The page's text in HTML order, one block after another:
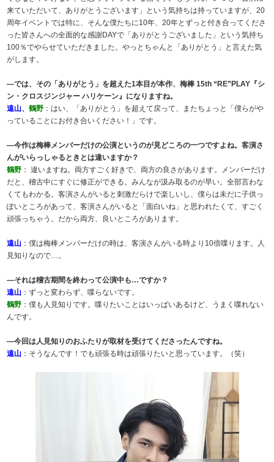
来ていただいて、ありがとうございます」という気持ちは持っていますが、20
周年イベントでは特に、そんな僕たちに10年、20年とずっと付き合ってくださ
った皆さんへの全面的な感謝DAYで「ありがとうございました」という気持ち
100％でやらせていただきました。やっとちゃんと「ありがとう」と言えた気
がします。
―では、その「ありがとう」を超えた1本目が本作、梅棒 15th “RE”PLAY『シ
ン・クロスジンジャー ハリケーン』になりますね。
遠山、鶴野 ：はい、「ありがとう」を超えて戻って、またちょっと「僕らがや
っていることにお付き合いください！」です。
―今作は梅棒メンバーだけの公演というのが見どころの一つですよね。客演さ
んがいらっしゃるときとは違いますか？
鶴野 ： 違いますね。両方すごく好きで、両方の良さがあります。メンバーだけ
だと、稽古中にすぐに修正ができる。みんなが汲み取るのが早い。全部言わな
くてもわかる。客演さんがいると刺激だらけで楽しいし、僕らは未だに子供っ
ぽいところがあって、客演さんがいると「面白いね」と思われたくて、すごく
頑張っちゃう。だから両方、良いところがあります。
遠山 ：僕は梅棒メンバーだけの時は、客演さんがいる時より10倍喋ります。人
見知りなので…。
―それは稽古期間を終わって公演中も…ですか？
遠山 ：ずっと変わらず、喋らないです。
鶴野 ：僕も人見知りです。喋りたいことはいっぱいあるけど、うまく喋れない
んです。
―今回は人見知りのおふたりが取材を受けてくださったんですね。
遠山 ：そうなんです！でも頑張る時は頑張りたいと思っています。（笑）